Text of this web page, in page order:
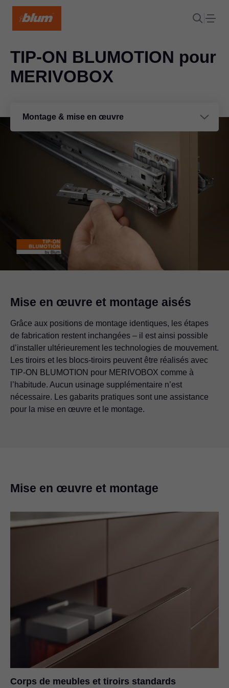
Montage & mise en œuvre
TIP-ON BLUMOTION pour
MERIVOBOX
Mise en œuvre et montage aisés
Grâce aux positions de montage identiques, les étapes
de fabrication restent inchangées – il est ainsi possible
d’installer ultérieurement les technologies de mouvement.
Les tiroirs et les blocs-tiroirs peuvent être réalisés avec
TIP-ON BLUMOTION pour MERIVOBOX comme à
l’habitude. Aucun usinage supplémentaire n’est
nécessaire. Les gabarits pratiques sont une assistance
pour la mise en œuvre et le montage.
Mise en œuvre et montage
Corps de meubles et tiroirs standards